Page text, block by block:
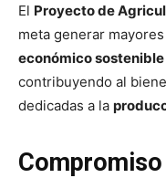
El Proyecto de
meta generar
económico sostenible
contribuyendo al
dedicadas a la